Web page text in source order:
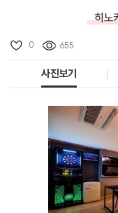
히노
0 655
사진보기